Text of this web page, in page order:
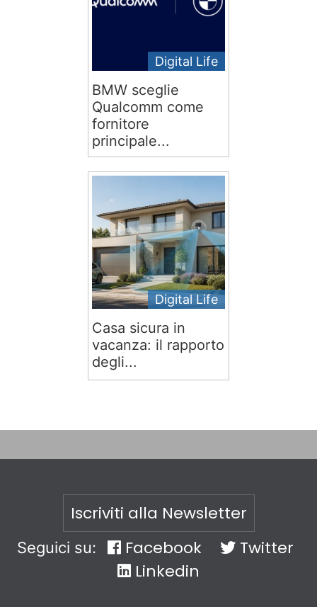
Digital Life
BMW sceglie
Qualcomm come
fornitore
principale...
Digital Life
Casa sicura in
vacanza: il rapporto
degli...
Iscriviti alla Newsletter
Seguici su: Facebook
Twitter
Linkedin